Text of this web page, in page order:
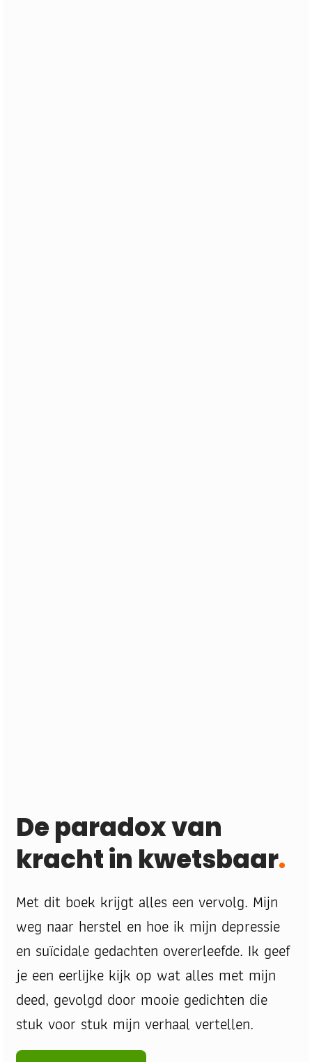
De paradox van
kracht in kwetsbaar.
Met dit boek krijgt alles een vervolg. Mijn
weg naar herstel en hoe ik mijn depressie
en suïcidale gedachten overerleefde. Ik geef
je een eerlijke kijk op wat alles met mijn
deed, gevolgd door mooie gedichten die
stuk voor stuk mijn verhaal vertellen.